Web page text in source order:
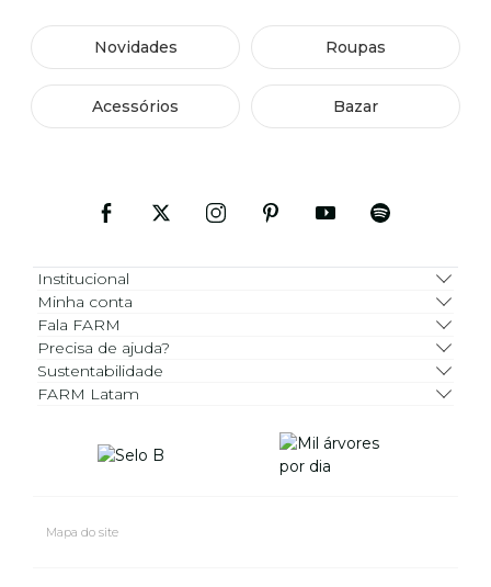
Novidades Roupas
Acessórios Bazar
Institucional
Minha conta
Fala FARM
Precisa de ajuda?
Sustentabilidade
FARM Latam
Mapa do site